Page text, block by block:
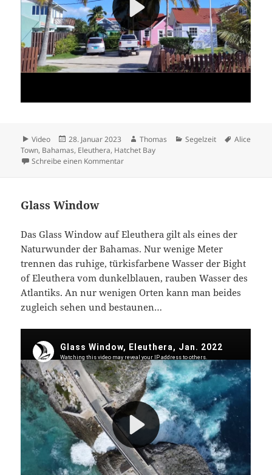
Format
Video
Veröffentlicht
am
28. Januar 2023 Autor
Thomas Kategorien
Segelzeit
Alice
Town, Bahamas, Eleuthera, Hatchet Bay
Schreibe einen Kommentarzu Hatchet Bay / Alice Town
Glass Window
Das Glass Window auf Eleuthera gilt als eines der
Naturwunder der Bahamas. Nur wenige Meter
trennen das ruhige, türkisfarbene Wasser der Bight
of Eleuthera vom dunkelblauen, rauben Wasser des
Atlantiks. An nur wenigen Orten kann man beides
zugleich sehen und bestaunen…